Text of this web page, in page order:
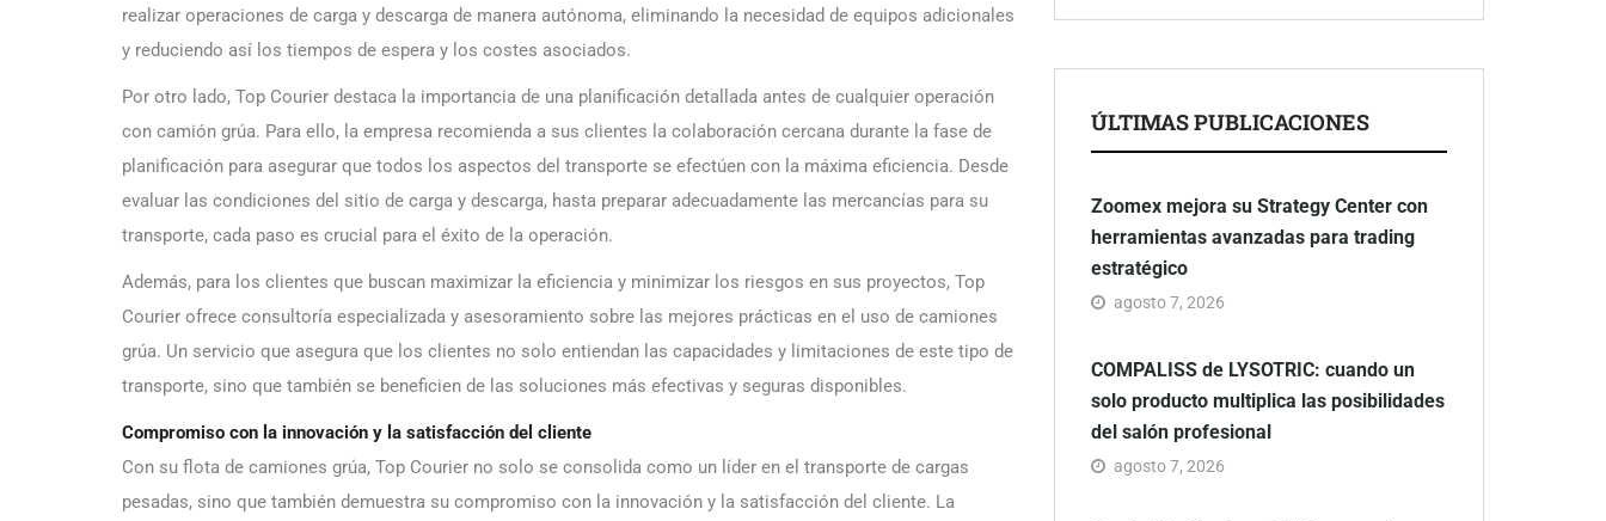
realizar operaciones de carga y descarga de manera autónoma, eliminando la necesidad de equipos adicionales
y reduciendo así los tiempos de espera y los costes asociados.
Por otro lado, Top Courier destaca la importancia de una planificación detallada antes de cualquier operación
con camión grúa. Para ello, la empresa recomienda a sus clientes la colaboración cercana durante la fase de
planificación para asegurar que todos los aspectos del transporte se efectúen con la máxima eficiencia. Desde
evaluar las condiciones del sitio de carga y descarga, hasta preparar adecuadamente las mercancías para su
transporte, cada paso es crucial para el éxito de la operación.
Además, para los clientes que buscan maximizar la eficiencia y minimizar los riesgos en sus proyectos, Top
Courier ofrece consultoría especializada y asesoramiento sobre las mejores prácticas en el uso de camiones
grúa. Un servicio que asegura que los clientes no solo entiendan las capacidades y limitaciones de este tipo de
transporte, sino que también se beneficien de las soluciones más efectivas y seguras disponibles.
Compromiso con la innovación y la satisfacción del cliente
Con su flota de camiones grúa, Top Courier no solo se consolida como un líder en el transporte de cargas
pesadas, sino que también demuestra su compromiso con la innovación y la satisfacción del cliente. La
ÚLTIMAS PUBLICACIONES
Zoomex mejora su Strategy Center con
herramientas avanzadas para trading
estratégico
agosto 7, 2026
COMPALISS de LYSOTRIC: cuando un
solo producto multiplica las posibilidades
del salón profesional
agosto 7, 2026